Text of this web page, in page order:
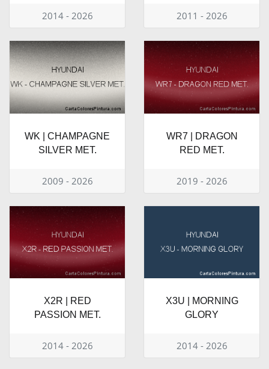
2014 - 2026 2011 - 2026
WK | CHAMPAGNE
SILVER MET.
2009 - 2026
WR7 | DRAGON
RED MET.
2019 - 2026
X2R | RED
PASSION MET.
2014 - 2026
X3U | MORNING
GLORY
2014 - 2026